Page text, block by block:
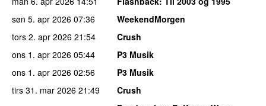
søn 5. apr 2026 07:36
WeekendMorgen
tors 2. apr 2026 21:54
Crush
ons 1. apr 2026 05:44
P3 Musik
ons 1. apr 2026 02:56
P3 Musik
tirs 31. mar 2026 21:49
Crush